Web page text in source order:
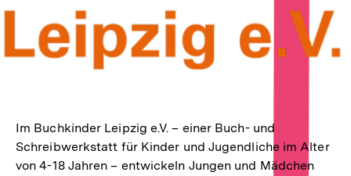
Im Buchkinder Leipzig e.V. – einer Buch- und
Schreibwerkstatt für Kinder und Jugendliche im Alter
von 4-18 Jahren – entwickeln Jungen und Mädchen